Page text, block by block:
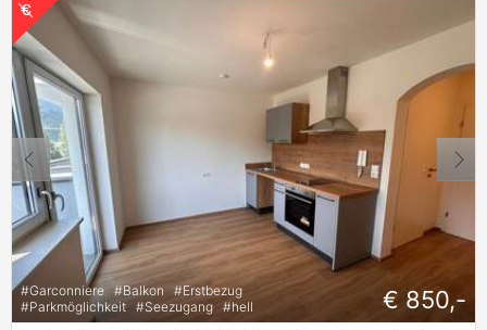
#Garconniere #Balkon #Erstbezug
#Parkmöglichkeit #Seezugang #hell € 850,-